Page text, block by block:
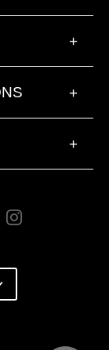
+
+
+